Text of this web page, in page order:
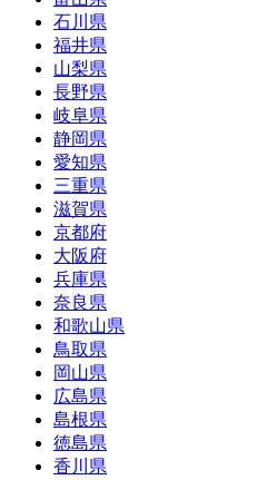
石川県
福井県
山梨県
長野県
岐阜県
静岡県
愛知県
三重県
滋賀県
京都府
大阪府
兵庫県
奈良県
和歌山県
鳥取県
岡山県
広島県
島根県
徳島県
香川県